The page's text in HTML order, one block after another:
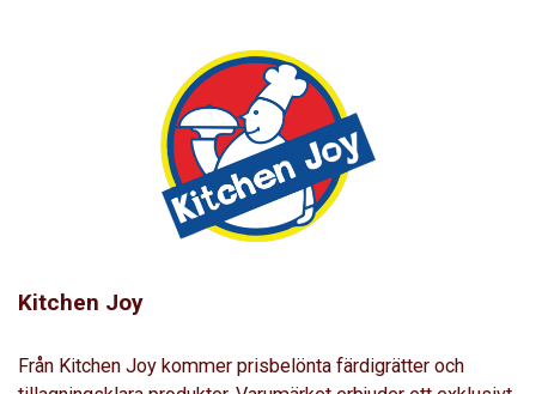
Kitchen Joy
Från Kitchen Joy kommer prisbelönta färdigrätter och